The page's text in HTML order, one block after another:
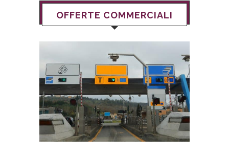
OFFERTE COMMERCIALI